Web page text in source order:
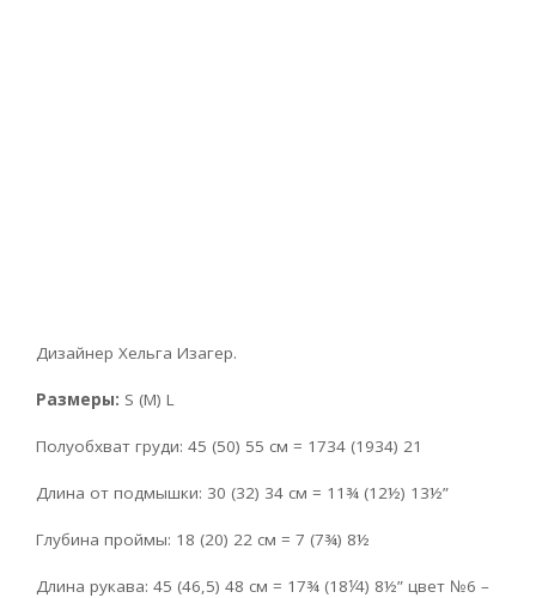
Дизайнер Хельга Изагер.
Размеры: S (М) L
Полуобхват груди: 45 (50) 55 см = 1734 (1934) 21
Длина от подмышки: 30 (32) 34 см = 11¾ (12½) 13½”
Глубина проймы: 18 (20) 22 см = 7 (7¾) 8½
Длина рукава: 45 (46,5) 48 см = 17¾ (18⅟4) 8½” цвет №6 –